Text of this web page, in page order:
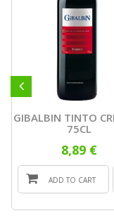
GIBALBIN TINTO
75CL
8,89 €
ADD TO CART